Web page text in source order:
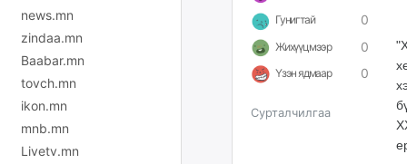
news.mn
zindaa.mn
Baabar.mn
tovch.mn
ikon.mn
mnb.mn
Livetv.mn
Гунигтай 0
Жихүүцмээр 0
Үзэн ядмаар 0
Сурталчилгаа